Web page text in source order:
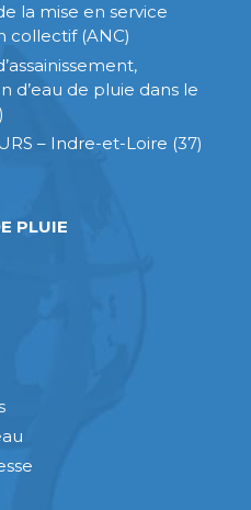
la mise en service
collectif (ANC)
d’eau de pluie dans le
– Indre-et-Loire (37)
PLUIE